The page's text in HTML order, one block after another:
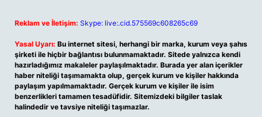
Reklam ve İletişim: Skype: live:.cid.575569c608265c69
Yasal Uyarı: Bu internet sitesi, herhangi bir marka, kurum veya şahıs
şirketi ile hiçbir bağlantısı bulunmamaktadır. Sitede yalnızca kendi
hazırladığımız makaleler paylaşılmaktadır. Burada yer alan içerikler
haber niteliği taşımamakta olup, gerçek kurum ve kişiler hakkında
paylaşım yapılmamaktadır. Gerçek kurum ve kişiler ile isim
benzerlikleri tamamen tesadüfidir. Sitemizdeki bilgiler taslak
halindedir ve tavsiye niteliği taşımazlar.